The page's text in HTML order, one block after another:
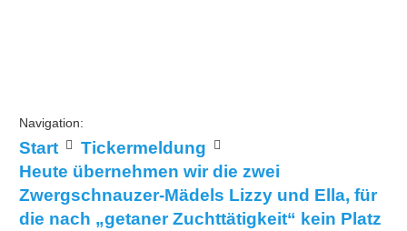
Navigation:
Start
Tickermeldung
Heute übernehmen wir die zwei
Zwergschnauzer-Mädels Lizzy und Ella, für
die nach „getaner Zuchttätigkeit“ kein Platz